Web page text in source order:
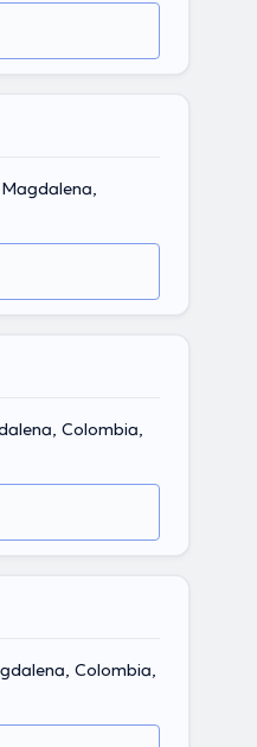
Colombia,
Colombia,